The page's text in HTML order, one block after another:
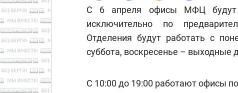
С 6 апреля офисы МФЦ будут
исключительно по
Отделения будут работать с
суббота, воскресенье – выходные
С 10:00 до 19:00 работают офисы